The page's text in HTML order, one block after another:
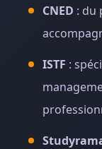
CNED : du
ISTF :